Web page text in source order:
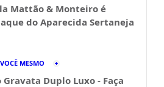
Mattão & Monteiro é
do Aparecida Sertaneja
MESMO
Gravata Duplo Luxo - Faça